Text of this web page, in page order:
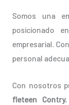
Somos una
posicionado
empresarial.
personal
Con nosotros
fleteen Contry.